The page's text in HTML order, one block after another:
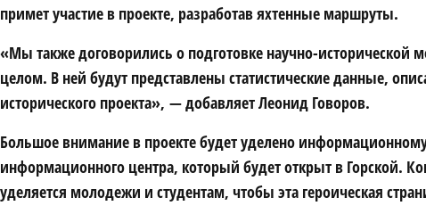
примет участие в проекте, разработав яхтенные маршруты.
«Мы также договорились о подготовке научно-исторической
целом. В ней будут представлены статистические данные,
исторического проекта», — добавляет Леонид Говоров.
Большое внимание в проекте будет уделено
информационного центра, который будет открыт в Горской.
уделяется молодежи и студентам, чтобы эта героическая